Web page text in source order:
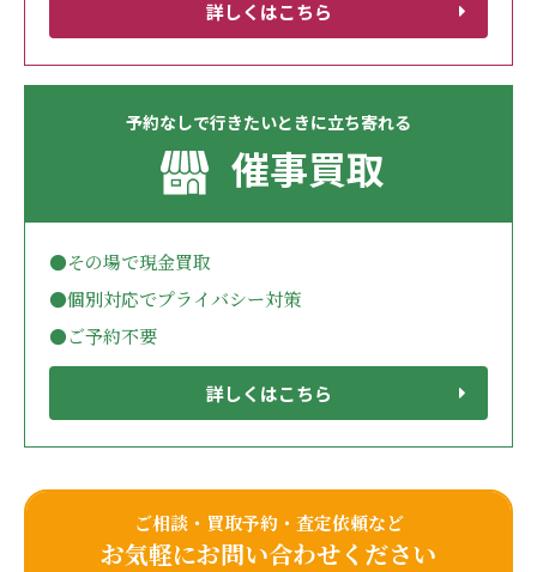
詳しくはこちら
予約なしで行きたいときに立ち寄れる
催事買取
●その場で現金買取
●個別対応でプライバシー対策
●ご予約不要
詳しくはこちら
ご相談・買取予約・査定依頼など
お気軽にお問い合わせください